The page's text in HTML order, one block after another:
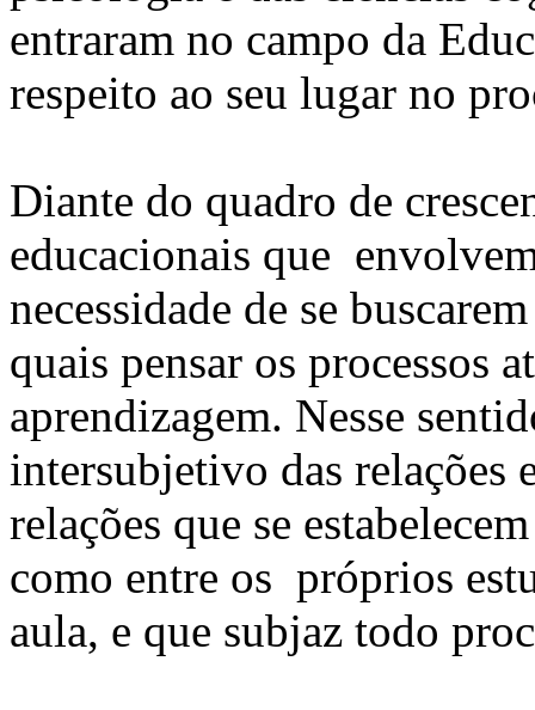
entraram no campo da
respeito ao seu lugar no
Diante do quadro de
educacionais que
necessidade de se
quais pensar os processos
aprendizagem. Nesse
intersubjetivo das relações
relações que se
como entre os próprios
aula, e que subjaz todo